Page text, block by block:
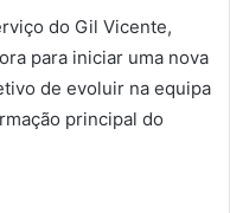
do Gil Vicente,
para iniciar uma nova
de evoluir na equipa
principal do